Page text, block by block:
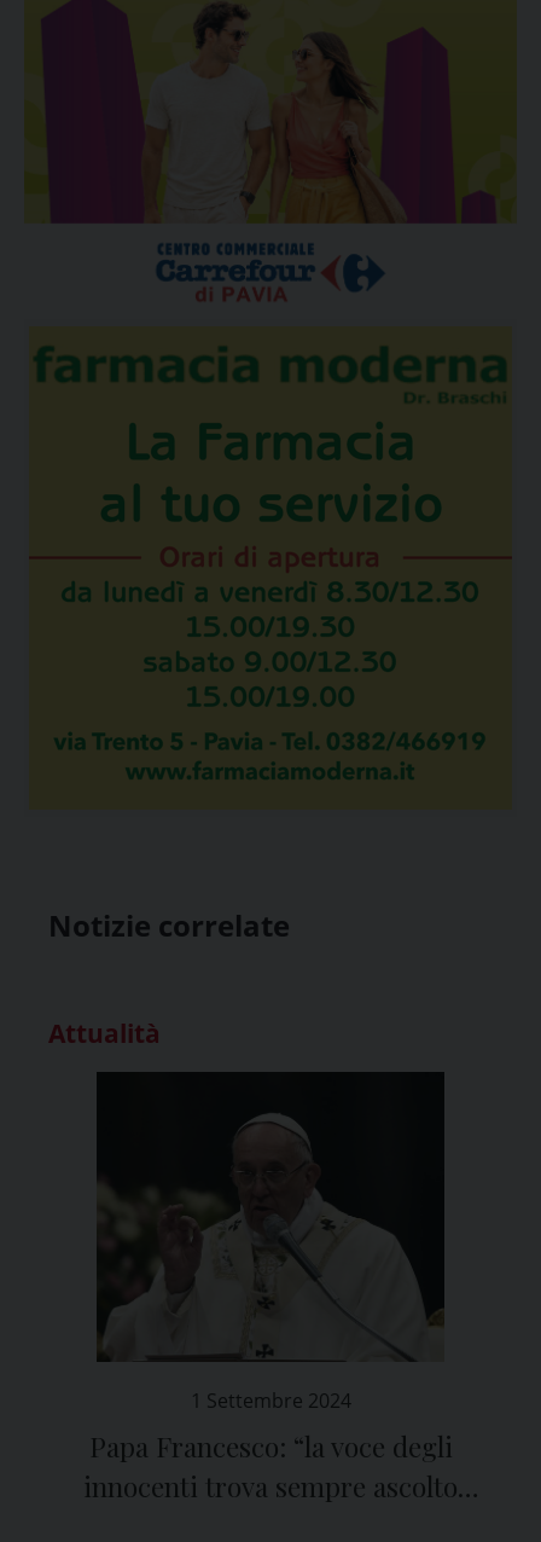
Notizie correlate
Attualità
1 Settembre 2024
Papa Francesco: “la voce degli
innocenti trova sempre ascolto